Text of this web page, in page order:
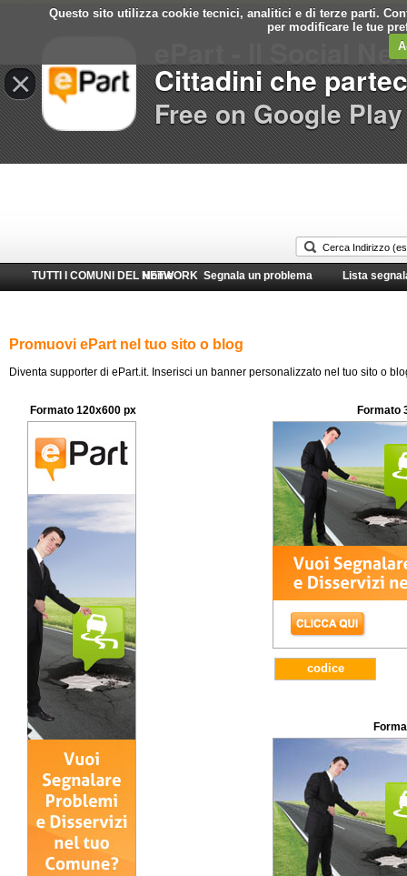
Questo sito utilizza cookie tecnici, analitici e di terze parti.
per modificare le tue
TUTTI I COMUNI DEL NETWORK
Home Segnala un problema Lista
Promuovi ePart nel tuo sito o blog
Diventa supporter di ePart.it. Inserisci un banner personalizzato nel tuo sito o
Formato 120x600 px Formato
codice
×
ePart - Il Social
Cittadini che
Free on Google Play